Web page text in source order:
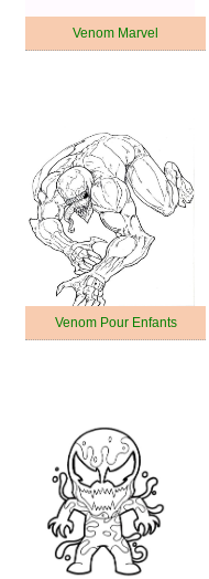
Venom Marvel
Venom Pour Enfants